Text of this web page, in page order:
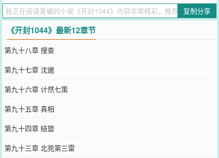
产将被尽数抄没。另一边，开封府缉司官展昭也暗中盯着白玉堂，他
在追查五年前的一桩旧案，所有线索全部都指向白家。白玉堂在期限
内叫停了案子，令所有人大吃一惊，也让他在汴京一夜成名。有人想
要暗算他，有人想要利用他，有人想要结交他。王爷的野心，驸马的
贪欲，官员的示好。白玉堂将一切看在眼里，他照单全收，他想知
道，究竟什么人害了大哥，逼得他连性命都不能留。他不信规则秩
序，始终强调八个字：“杀人偿命，欠债还钱”。“杀人的，站出来！欠
了我家钱的，都给我吐出来。别的，免谈。”这是他甩给所有人的话。
白玉堂一心以展昭为鱼饵，展昭一早看透他的心思，将计就计，以身
入局。他们还不知道，自己早已被卷入一场巨大的风暴中。黑影里，
一个声音响起：“他的人，和他的钱，一个都不能离开汴京！”【阅读
说明】1，人物取自《三侠五义》，再现猫鼠互动名场面2，还原北宋
东京城里的美食美酒，娱乐生活，有段子有八卦，有民俗有传说3，历
史考据癖，一切案例皆来自史料记载
您要是觉得《 开封1044
信里的朋友推荐哦！
复制分享
《开封1044》最新12章节
第九十八章 搜查
第九十七章 沈邈
第九十六章 计然七策
第九十五章 真相
第九十四章 结盟
第九十三章 北苑第三雷